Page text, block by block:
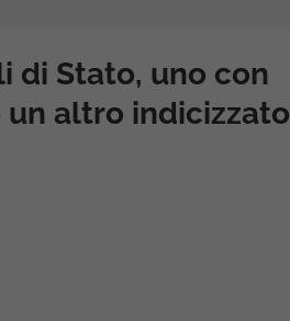
di Stato, uno con
un altro indicizzato